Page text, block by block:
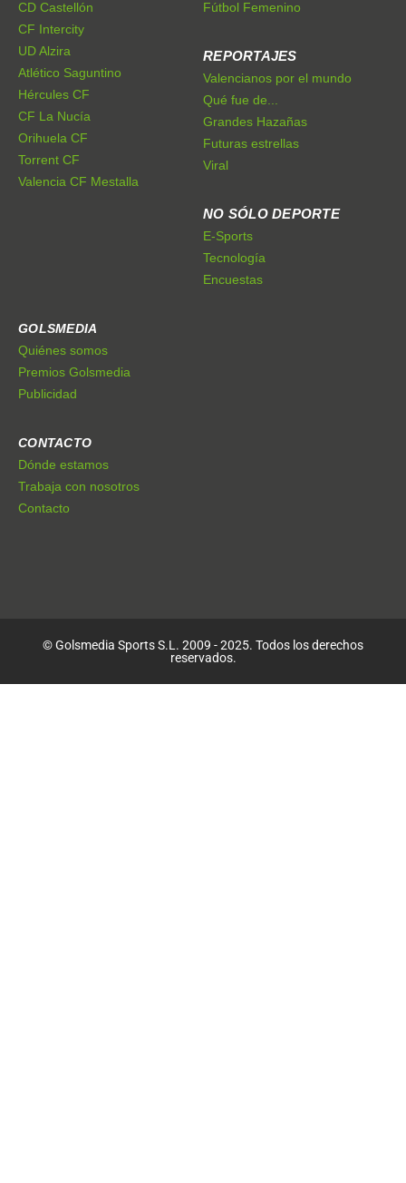
CD Castellón
CF Intercity
UD Alzira
Atlético Saguntino
Hércules CF
CF La Nucía
Orihuela CF
Torrent CF
Valencia CF Mestalla
Fútbol Femenino
REPORTAJES
Valencianos por el mundo
Qué fue de...
Grandes Hazañas
Futuras estrellas
Viral
NO SÓLO DEPORTE
E-Sports
Tecnología
Encuestas
GOLSMEDIA
Quiénes somos
Premios Golsmedia
Publicidad
CONTACTO
Dónde estamos
Trabaja con nosotros
Contacto
© Golsmedia Sports S.L. 2009 - 2025. Todos los derechos
reservados.